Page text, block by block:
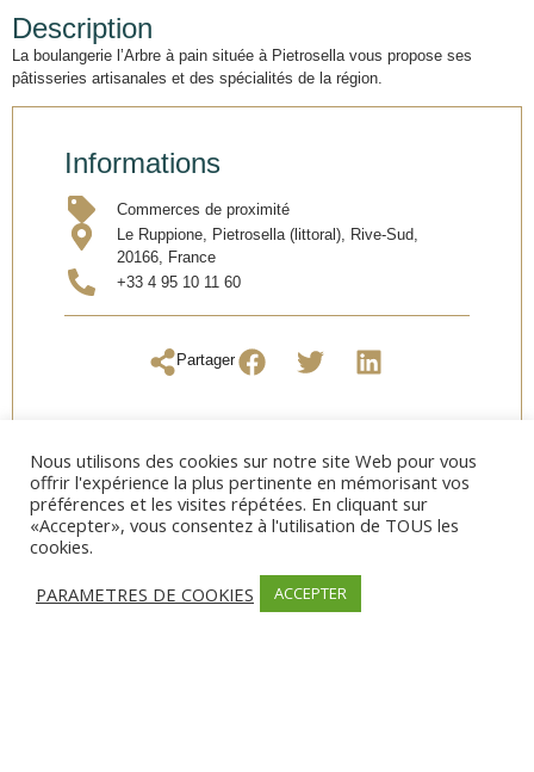
Description
La boulangerie l’Arbre à pain située à Pietrosella vous propose ses
pâtisseries artisanales et des spécialités de la région.
Informations
Commerces de proximité
Le Ruppione, Pietrosella (littoral), Rive-Sud,
20166, France
+33 4 95 10 11 60
Partager
Nous utilisons des cookies sur notre site Web pour vous
offrir l'expérience la plus pertinente en mémorisant vos
préférences et les visites répétées. En cliquant sur
«Accepter», vous consentez à l'utilisation de TOUS les
cookies.
PARAMETRES DE COOKIES
ACCEPTER